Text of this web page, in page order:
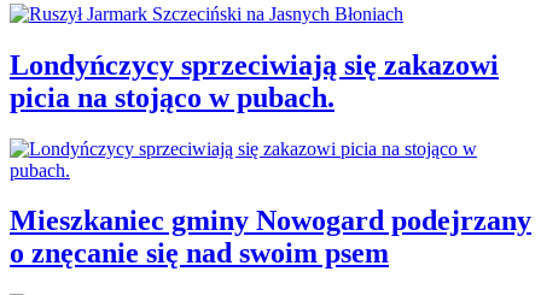
Londyńczycy sprzeciwiają się zakazowi
picia na stojąco w pubach.
Mieszkaniec gminy Nowogard podejrzany
o znęcanie się nad swoim psem